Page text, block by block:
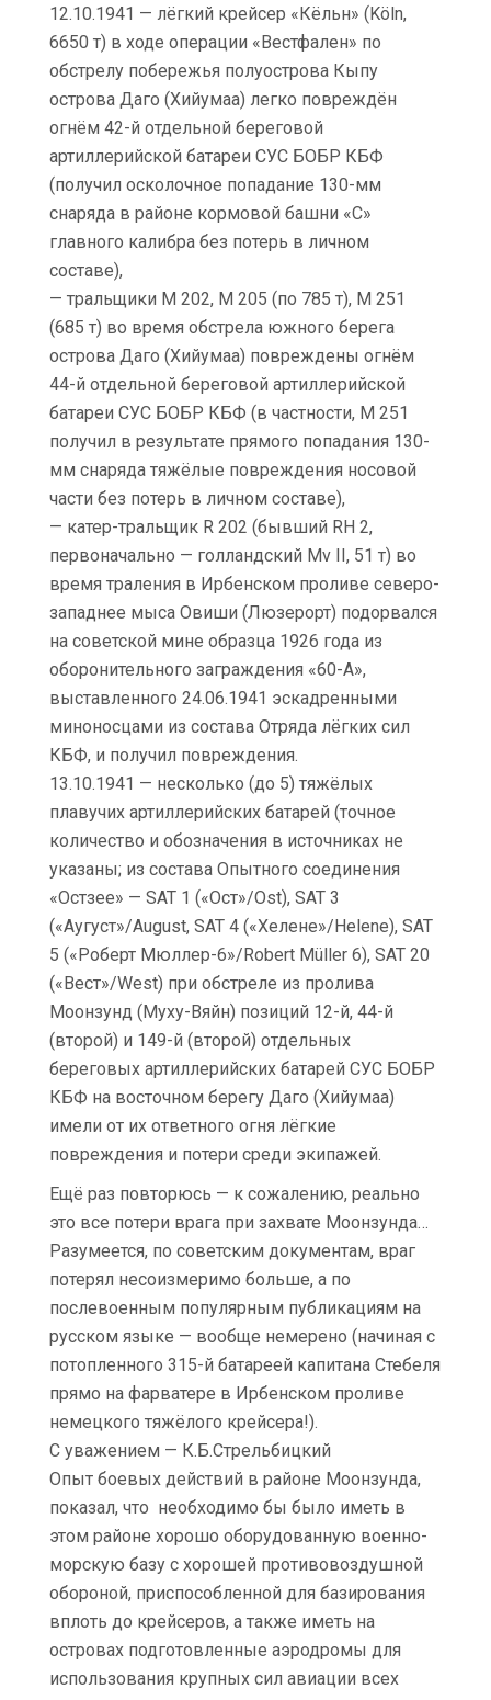
12.10.1941 — лёгкий крейсер «Кёльн» (Köln,
6650 т) в ходе операции «Вестфален» по
обстрелу побережья полуострова Кыпу
острова Даго (Хийумаа) легко повреждён
огнём 42-й отдельной береговой
артиллерийской батареи СУС БОБР КБФ
(получил осколочное попадание 130-мм
снаряда в районе кормовой башни «С»
главного калибра без потерь в личном
составе),
— тральщики М 202, М 205 (по 785 т), М 251
(685 т) во время обстрела южного берега
острова Даго (Хийумаа) повреждены огнём
44-й отдельной береговой артиллерийской
батареи СУС БОБР КБФ (в частности, М 251
получил в результате прямого попадания 130-
мм снаряда тяжёлые повреждения носовой
части без потерь в личном составе),
— катер-тральщик R 202 (бывший RH 2,
первоначально — голландский Mv II, 51 т) во
время траления в Ирбенском проливе северо-
западнее мыса Овиши (Люзерорт) подорвался
на советской мине образца 1926 года из
оборонительного заграждения «60-А»,
выставленного 24.06.1941 эскадренными
миноносцами из состава Отряда лёгких сил
КБФ, и получил повреждения.
13.10.1941 — несколько (до 5) тяжёлых
плавучих артиллерийских батарей (точное
количество и обозначения в источниках не
указаны; из состава Опытного соединения
«Остзее» — SAT 1 («Ост»/Ost), SАТ 3
(«Аугуст»/August, SAT 4 («Хелене»/Helene), SАТ
5 («Роберт Мюллер-6»/Robert Müller 6), SАТ 20
(«Вест»/West) при обстреле из пролива
Моонзунд (Муху-Вяйн) позиций 12-й, 44-й
(второй) и 149-й (второй) отдельных
береговых артиллерийских батарей СУС БОБР
КБФ на восточном берегу Даго (Хийумаа)
имели от их ответного огня лёгкие
повреждения и потери среди экипажей.
Ещё раз повторюсь — к сожалению, реально
это все потери врага при захвате Моонзунда…
Разумеется, по советским документам, враг
потерял несоизмеримо больше, а по
послевоенным популярным публикациям на
русском языке — вообще немерено (начиная с
потопленного 315-й батареей капитана Стебеля
прямо на фарватере в Ирбенском проливе
немецкого тяжёлого крейсера!).
С уважением — К.Б.Стрельбицкий
Опыт боевых действий в районе Моонзунда,
показал, что необходимо бы было иметь в
этом районе хорошо оборудованную военно-
морскую базу с хорошей противовоздушной
обороной, приспособленной для базирования
вплоть до крейсеров, а также иметь на
островах подготовленные аэродромы для
использования крупных сил авиации всех